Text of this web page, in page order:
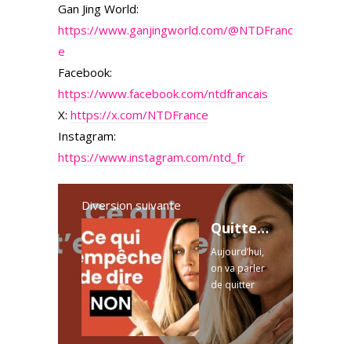
Gan Jing World:
https://www.ganjingworld.com/@NTDFranc
e
Facebook:
https://www.facebook.com/ntdfrancais
X: https://x.com/NTDFrance
Instagram:
https://www.instagram.com/ntd_fr
Diversion suivante
Quitter l’énergie de la petite fille : le réflexe qui sabote tes objectifs
Aujourd’hui,
on va parler
de quitter
l’énergie de
la petite fille.
Parce que le